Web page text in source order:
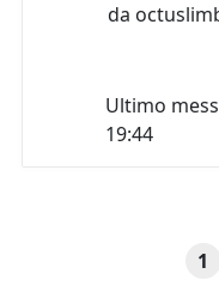
da
Ultimo
19:44
1